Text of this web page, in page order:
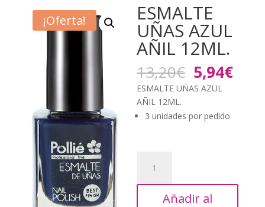
¡Oferta! ESMALTE
UÑAS AZUL
AÑIL 12ML.
13,20€ El
precio
original
era:
13,20€.
5,94€El
ESMALTE UÑAS AZUL
AÑIL 12ML.
3 unidades por pedido
UÑAS
AZUL
Añadir al